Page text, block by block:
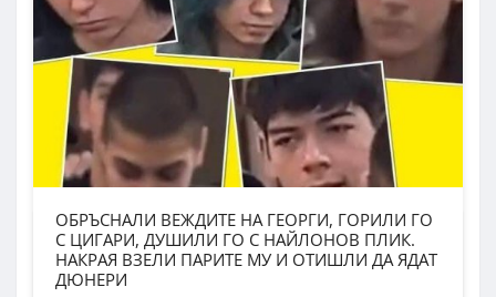
ОБРЪСНАЛИ ВЕЖДИТЕ НА ГЕОРГИ, ГОРИЛИ ГО
С ЦИГАРИ, ДУШИЛИ ГО С НАЙЛОНОВ ПЛИК.
НАКРАЯ ВЗЕЛИ ПАРИТЕ МУ И ОТИШЛИ ДА ЯДАТ
ДЮНЕРИ